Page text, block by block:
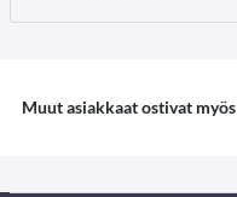
Muut asiakkaat ostivat myös